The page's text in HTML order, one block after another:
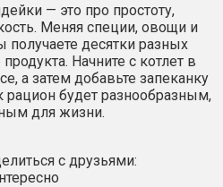
— это про простоту,
Меняя специи, овощи и
получаете десятки разных
Начните с котлет в
а затем добавьте запеканку
будет разнообразным,
для жизни.
с друзьями: